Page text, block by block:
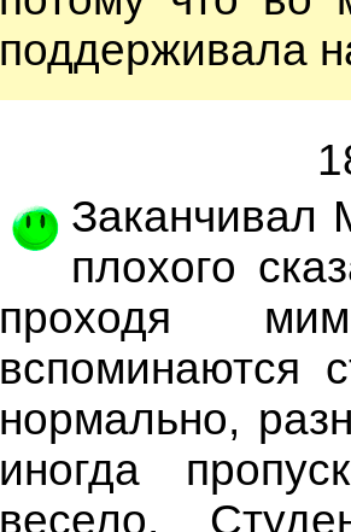
поддерживала
Заканчивал
плохого
проходя
вспоминаются
нормально,
иногда
весело.